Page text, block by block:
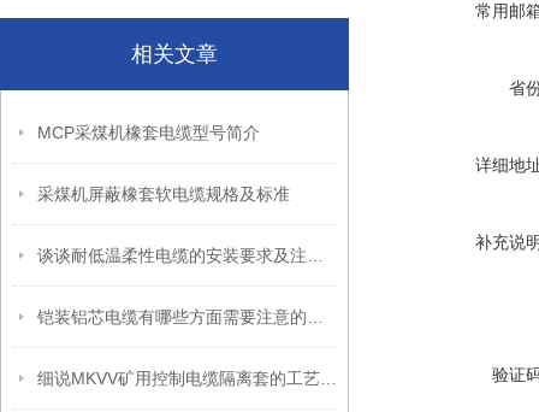
相关文章
MCP采煤机橡套电缆型号简介
采煤机屏蔽橡套软电缆规格及标准
常用邮
省
详细地
补充说
验证